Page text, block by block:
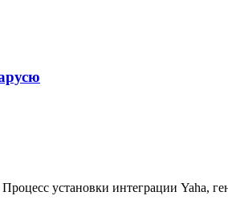
установки интеграции Yaha,